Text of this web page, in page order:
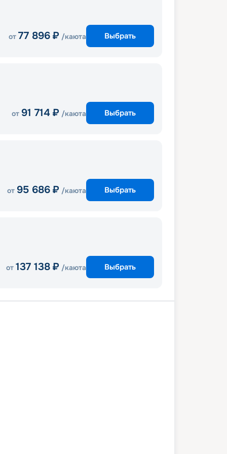
от 77 896 ₽ /каюта Выбрать
от 91 714 ₽ /каюта Выбрать
от 95 686 ₽ /каюта Выбрать
от 137 138 ₽ /каюта Выбрать